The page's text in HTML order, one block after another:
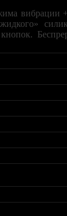
вибрации